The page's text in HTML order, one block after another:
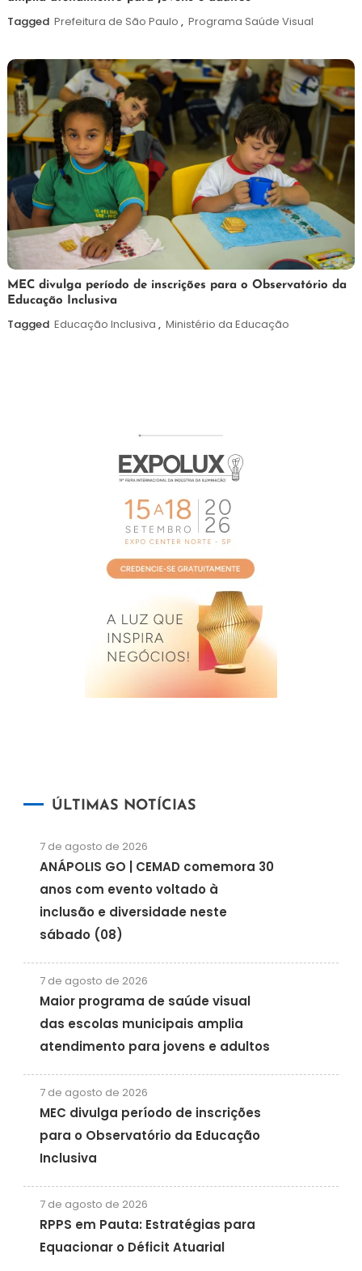
agosto
Tagged Prefeitura de São Paulo , Programa Saúde Visual
7
de
agosto
Maurilio
MEC divulga período de inscrições para o Observatório da
Educação Inclusiva
Tagged Educação Inclusiva , Ministério da Educação
ÚLTIMAS NOTÍCIAS
7 de agosto de 2026
ANÁPOLIS GO | CEMAD comemora 30
anos com evento voltado à
inclusão e diversidade neste
sábado (08)
7 de agosto de 2026
Maior programa de saúde visual
das escolas municipais amplia
atendimento para jovens e adultos
7 de agosto de 2026
MEC divulga período de inscrições
para o Observatório da Educação
Inclusiva
7 de agosto de 2026
RPPS em Pauta: Estratégias para
Equacionar o Déficit Atuarial